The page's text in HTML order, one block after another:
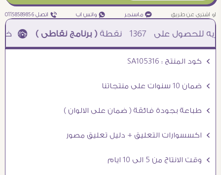
او اشترى عن طريق ¥ ماسنجر ₧ واتس اب ƒ اتصل 01158589856
1367 نقطة( برنامج نقاطى )à خصم 5% للعملاء الجدد à شحن مجانى عند الشراء ب 4000 جنيه à
Ö كود المنتج : SA105316
Ö ضمان 10 سنوات على منتجاتنا
Ö طباعة بجودة فائقة ( ضمان على الالوان )
Ö اكسسوارات التعليق + دليل تعليق مصور
Ö وقت الانتاج من 5 الى 10 ايام